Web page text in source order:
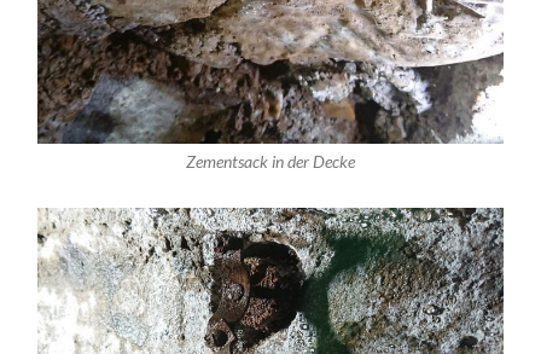
Zementsack in der Decke